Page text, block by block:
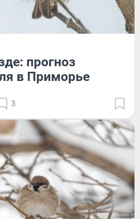
прогноз
в Приморье
3